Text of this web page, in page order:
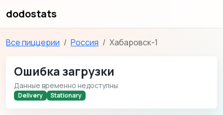
dodostats
Все пиццерии Россия Хабаровск-1
Ошибка загрузки
Данные временно недоступны.
Delivery Stationary